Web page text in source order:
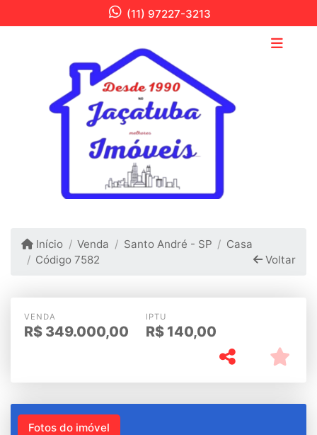
(11) 97227-3213
Início Venda Santo André - SP
Casa
Código 7582
Voltar
VENDA
R$ 349.000,00
IPTU
R$ 140,00
Fotos do imóvel